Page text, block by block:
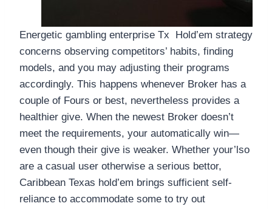
Energetic gambling enterprise Tx Hold’em strategy
concerns observing competitors’ habits, finding
models, and you may adjusting their programs
accordingly. This happens whenever Broker has a
couple of Fours or best, nevertheless provides a
healthier give. When the newest Broker doesn’t
meet the requirements, your automatically win—
even though their give is weaker. Whether your’lso
are a casual user otherwise a serious bettor,
Caribbean Texas hold’em brings sufficient self-
reliance to accommodate some to try out